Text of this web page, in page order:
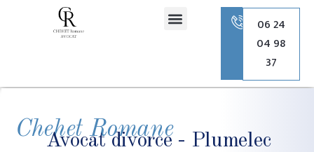
06 24
04 98
37
Chehet Romane
Avocat divorce - Plumelec